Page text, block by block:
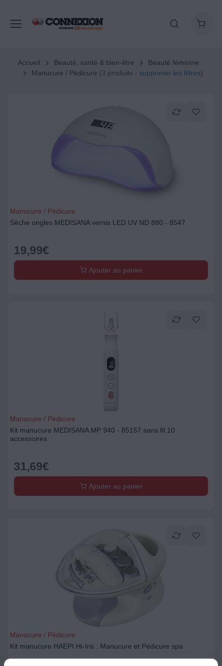
Accueil Beauté, santé & bien-être
Beauté féminine
Manucure / Pédicure (3 produits - supprimer les filtres)
Manucure / Pédicure
Sèche ongles MEDISANA vernis LED UV ND 880 - 8547
19,99€
Ajouter au panier
Manucure / Pédicure
Kit manucure MEDISANA MP 940 - 85157 sans fil 10
accessoires
31,69€
Ajouter au panier
Manucure / Pédicure
Kit manucure HAEPI Hi-Iris : Manucure et Pédicure spa